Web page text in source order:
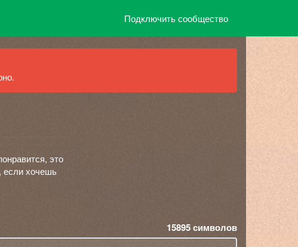
Подключить сообщество
это
если хочешь
15895символов